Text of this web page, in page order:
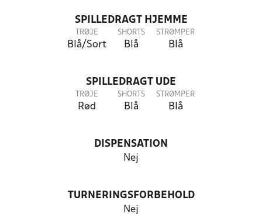
SPILLEDRAGT HJEMME
TRØJE
Blå/Sort
SHORTS
Blå
STRØMPER
Blå
SPILLEDRAGT UDE
TRØJE
Rød
SHORTS
Blå
STRØMPER
Blå
DISPENSATION
Nej
TURNERINGSFORBEHOLD
Nej